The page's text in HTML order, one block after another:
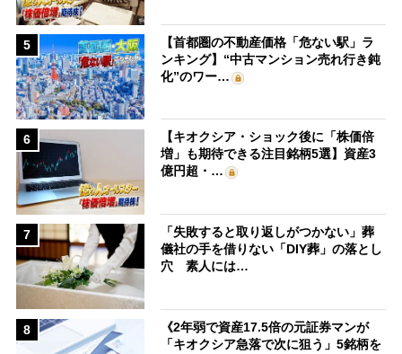
5
【首都圏の不動産価格「危ない駅」ラ
ンキング】“中古マンション売れ行き鈍
化”のワー…
6
【キオクシア・ショック後に「株価倍
増」も期待できる注目銘柄5選】資産3
億円超・…
7
「失敗すると取り返しがつかない」葬
儀社の手を借りない「DIY葬」の落とし
穴 素人には…
8
《2年弱で資産17.5倍の元証券マンが
「キオクシア急落で次に狙う」5銘柄を